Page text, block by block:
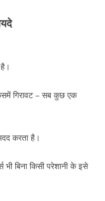
गिरावट – सब कुछ एक
करता है।
बिना किसी परेशानी के इसे